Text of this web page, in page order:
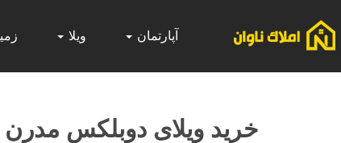
آپارتمان ویلا
خرید ویلای دوبلکس